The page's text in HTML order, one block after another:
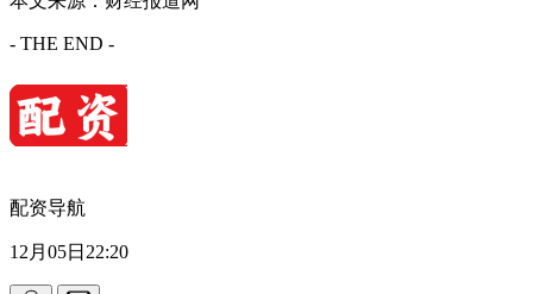
- THE END -
配资导航
12月05日22:20